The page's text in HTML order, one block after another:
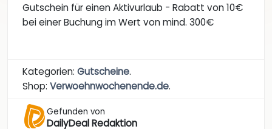
Gutschein für einen Aktivurlaub - Rabatt von 10€
bei einer Buchung im Wert von mind. 300€
Kategorien: Gutscheine.
Shop: Verwoehnwochenende.de.
Gefunden von
DailyDeal Redaktion